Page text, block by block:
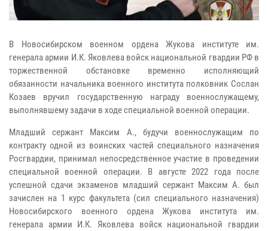
В Новосибирском военном ордена Жукова институте им.
генерала армии И.К. Яковлева войск национальной гвардии РФ в
торжественной обстановке временно исполняющий
обязанности начальника военного института полковник Сослан
Козаев вручил государственную награду военнослужащему,
выполнявшему задачи в ходе специальной военной операции.
Младший сержант Максим А., будучи военнослужащим по
контракту одной из воинских частей специального назначения
Росгвардии, принимал непосредственное участие в проведении
специальной военной операции. В августе 2022 года после
успешной сдачи экзаменов младший сержант Максим А. был
зачислен на 1 курс факультета (сил специального назначения)
Новосибирского военного ордена Жукова института им.
генерала армии И.К. Яковлева войск национальной гвардии